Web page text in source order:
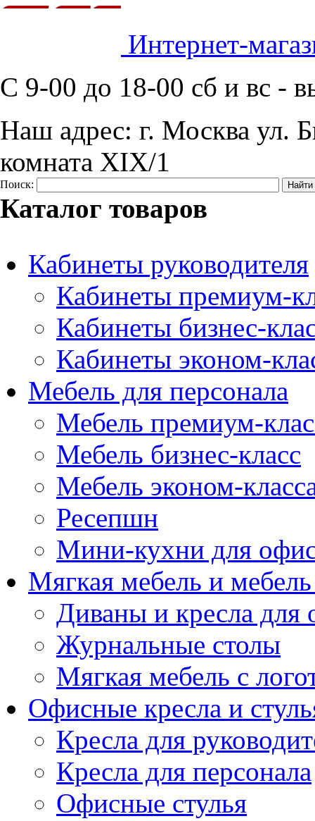
Интернет-
C 9-00 до 18-00 сб и вс -
Наш адрес: г. Москва ул.
комната XIX/1
Поиск:
Каталог товаров
Кабинеты руководителя
Кабинеты премиум-
Кабинеты бизнес-
Кабинеты эконом-
Мебель для персонала
Мебель премиум-
Мебель бизнес-класс
Мебель эконом-
Ресепшн
Мини-кухни для
Мягкая мебель и
Диваны и кресла для
Журнальные столы
Мягкая мебель с
Офисные кресла и
Кресла для
Кресла для персонала
Офисные стулья